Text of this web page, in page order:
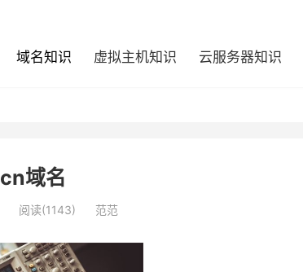
域名知识 虚拟主机知识 云服务器知识
域名
阅读(1143) 范范